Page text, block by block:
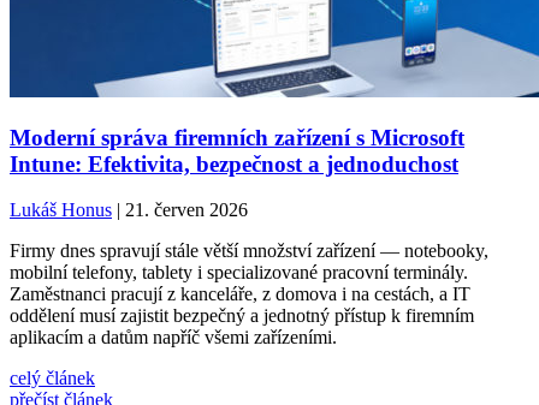
Moderní správa firemních zařízení s Microsoft
Intune: Efektivita, bezpečnost a jednoduchost
Lukáš Honus | 21. červen 2026
Firmy dnes spravují stále větší množství zařízení — notebooky,
mobilní telefony, tablety i specializované pracovní terminály.
Zaměstnanci pracují z kanceláře, z domova i na cestách, a IT
oddělení musí zajistit bezpečný a jednotný přístup k firemním
aplikacím a datům napříč všemi zařízeními.
celý článek
přečíst článek